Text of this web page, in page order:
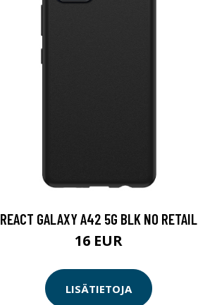
REACT GALAXY A42 5G BLK NO RETAIL
16 EUR
LISÄTIETOJA